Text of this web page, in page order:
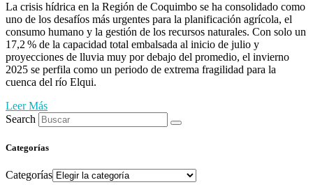
La crisis hídrica en la Región de Coquimbo se ha consolidado como
uno de los desafíos más urgentes para la planificación agrícola, el
consumo humano y la gestión de los recursos naturales. Con solo un
17,2 % de la capacidad total embalsada al inicio de julio y
proyecciones de lluvia muy por debajo del promedio, el invierno
2025 se perfila como un periodo de extrema fragilidad para la
cuenca del río Elqui.
Leer Más
Search
Categorías
Categorías